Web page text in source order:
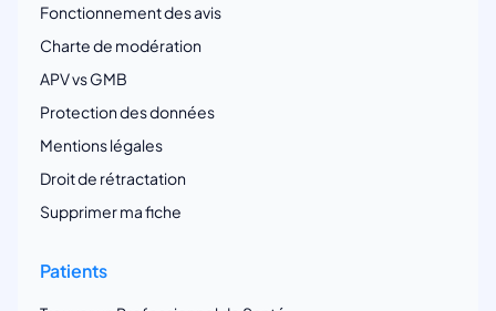
Fonctionnement des avis
Charte de modération
APV vs GMB
Protection des données
Mentions légales
Droit de rétractation
Supprimer ma fiche
Patients